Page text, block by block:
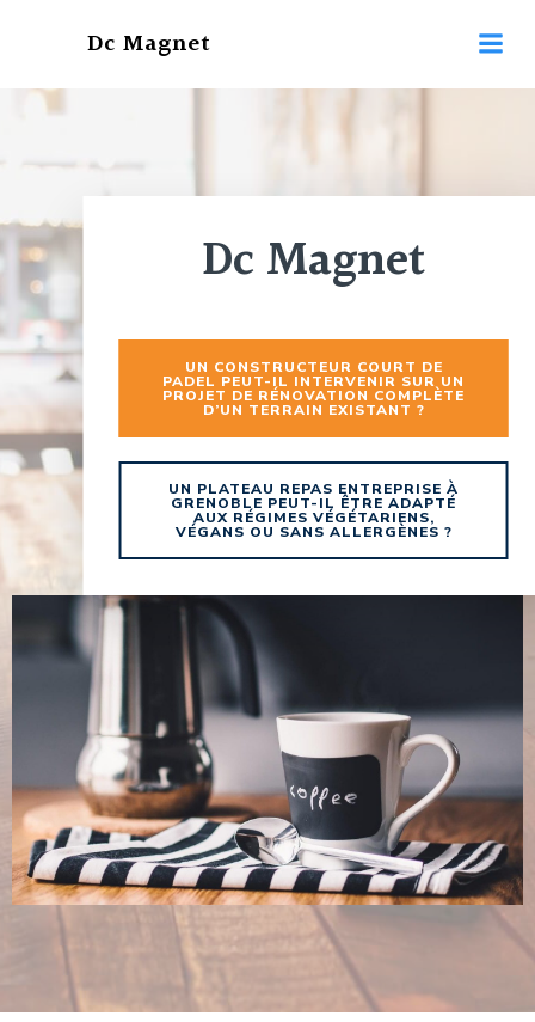
Dc Magnet
Dc Magnet
UN CONSTRUCTEUR COURT DE
PADEL PEUT-IL INTERVENIR SUR UN
PROJET DE RÉNOVATION COMPLÈTE
D’UN TERRAIN EXISTANT ?
UN PLATEAU REPAS ENTREPRISE À
GRENOBLE PEUT-IL ÊTRE ADAPTÉ
AUX RÉGIMES VÉGÉTARIENS,
VÉGANS OU SANS ALLERGÈNES ?